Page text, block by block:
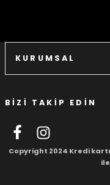
Ürün fiyatı diğer
Bu ürüne benzer
KURUMSAL
BİZİ TAKİP EDİN
Copyright 2024 Kredi